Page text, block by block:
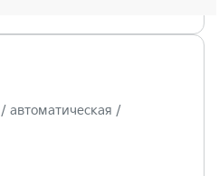
автоматическая /